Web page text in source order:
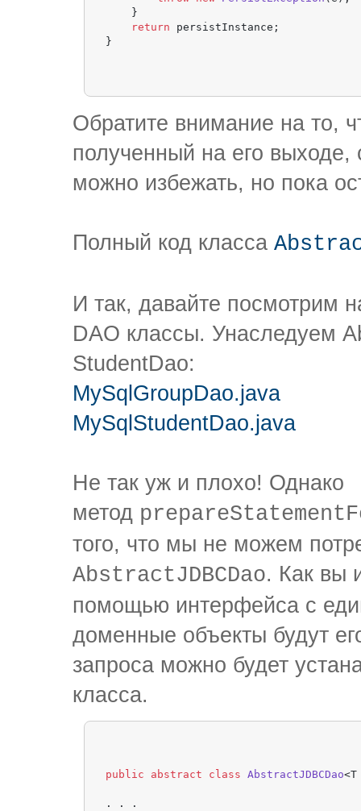
    }
return persistInstance;
Обратите внимание на то,
полученный на его
можно избежать, но пока
Полный код класса
И так, давайте посмотрим
DAO классы. Унаследуем
StudentDao:
MySqlGroupDao.java
MySqlStudentDao.java
Не так уж и плохо! Однако
метод
того, что мы не можем
AbstractJDBCDao. Как вы
помощью интерфейса с
доменные объекты будут
запроса можно будет
класса.
public abstract class AbstractJDBCDao
. . .